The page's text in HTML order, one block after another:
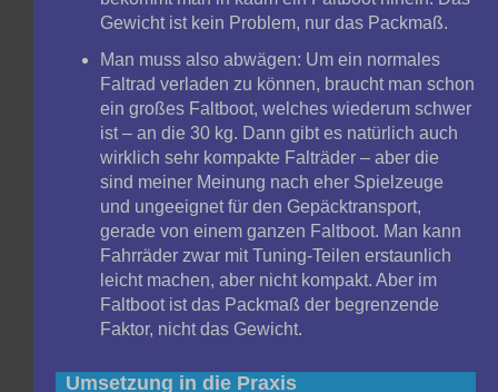
Gewicht ist kein Problem, nur das Packmaß.
Man muss also abwägen: Um ein normales
Faltrad verladen zu können, braucht man schon
ein großes Faltboot, welches wiederum schwer
ist – an die 30 kg. Dann gibt es natürlich auch
wirklich sehr kompakte Falträder – aber die
sind meiner Meinung nach eher Spielzeuge
und ungeeignet für den Gepäcktransport,
gerade von einem ganzen Faltboot. Man kann
Fahrräder zwar mit Tuning-Teilen erstaunlich
leicht machen, aber nicht kompakt. Aber im
Faltboot ist das Packmaß der begrenzende
Faktor, nicht das Gewicht.
Umsetzung in die Praxis